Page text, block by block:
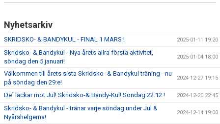
Nyhetsarkiv
SKRIDSKO- & BANDYKUL - FINAL 1 MARS ! 2025-01-11 19:20
Skridsko- & Bandykul - Nya årets allra första aktivitet,
söndag den 5 januari!
2025-01-04 18:00
Välkommen till årets sista Skridsko- & Bandykul träning - nu
på söndag den 29:e!
2024-12-27 19:15
De´ lackar mot Jul! Skridsko-& Bandy-Kul! Söndag 22.12 ! 2024-12-20 22:45
Skridsko- & Bandykul - tränar varje söndag under Jul &
Nyårshelgerna!
2024-12-14 19:00